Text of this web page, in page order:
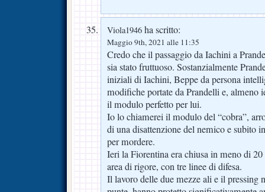
Viola1946 ha scritto:
Maggio 9th, 2021 alle 11:35
Credo che il passaggio da Iachini a
sia stato fruttuoso. Sostanzialmente
iniziali di Iachini, Beppe da persona
modifiche portate da Prandelli e, almeno
il modulo perfetto per lui.
Io lo chiamerei il modulo del “cobra”,
di una disattenzione del nemico e subito
per mordere.
Ieri la Fiorentina era chiusa in meno di
area di rigore, con tre linee di difesa.
Il lavoro delle due mezze ali e il pressing